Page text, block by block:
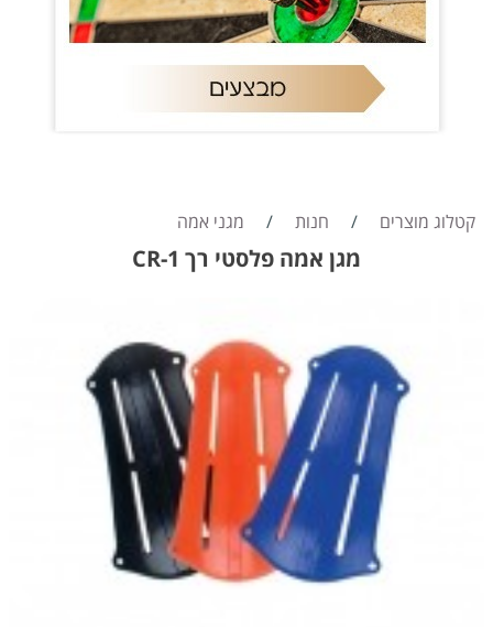
קטלוג מוצרים / חנות / מגני אמה
מגן אמה פלסטי רך CR-1